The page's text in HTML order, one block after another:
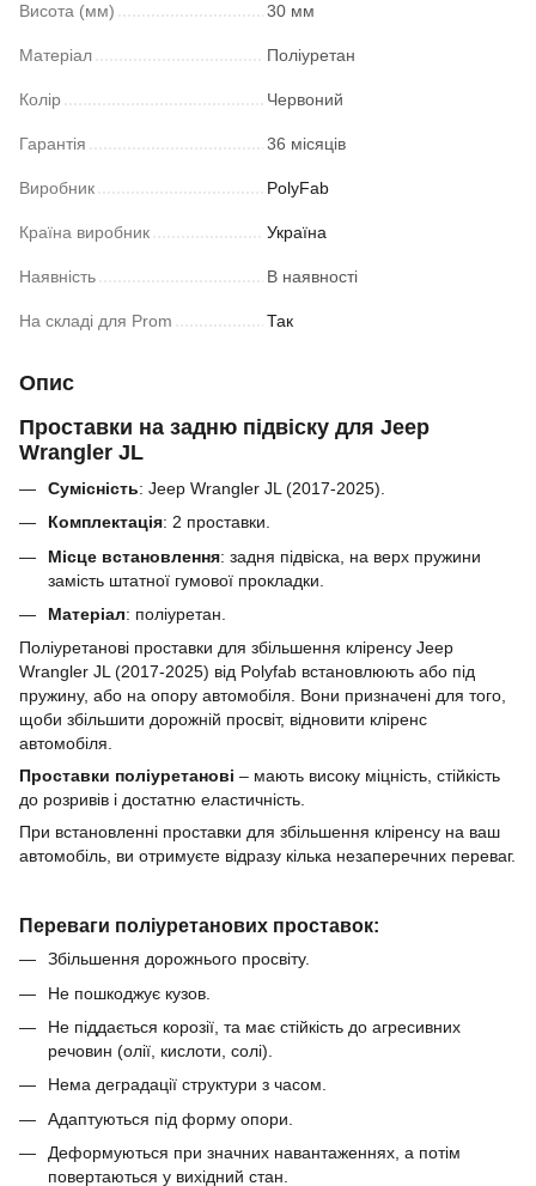
Висота (мм) 30 мм
Матеріал Поліуретан
Колір Червоний
Гарантія 36 місяців
Виробник PolyFab
Країна виробник Україна
Наявність В наявності
На складі для Prom Так
Опис
Проставки на задню підвіску для Jeep
Wrangler JL
Сумісність: Jeep Wrangler JL (2017-2025).
Комплектація: 2 проставки.
Місце встановлення: задня підвіска, на верх пружини
замість штатної гумової прокладки.
Матеріал: поліуретан.
Поліуретанові проставки для збільшення кліренсу Jeep
Wrangler JL (2017-2025) від Polyfab встановлюють або під
пружину, або на опору автомобіля. Вони призначені для того,
щоби збільшити дорожній просвіт, відновити кліренс
автомобіля.
Проставки поліуретанові – мають високу міцність, стійкість
до розривів і достатню еластичність.
При встановленні проставки для збільшення кліренсу на ваш
автомобіль, ви отримуєте відразу кілька незаперечних переваг.
Переваги поліуретанових проставок:
Збільшення дорожнього просвіту.
Не пошкоджує кузов.
Не піддається корозії, та має стійкість до агресивних
речовин (олії, кислоти, солі).
Нема деградації структури з часом.
Адаптуються під форму опори.
Деформуються при значних навантаженнях, а потім
повертаються у вихідний стан.